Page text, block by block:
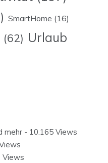
SmartHome (16)
(62) Urlaub
mehr - 10.165 Views
Views